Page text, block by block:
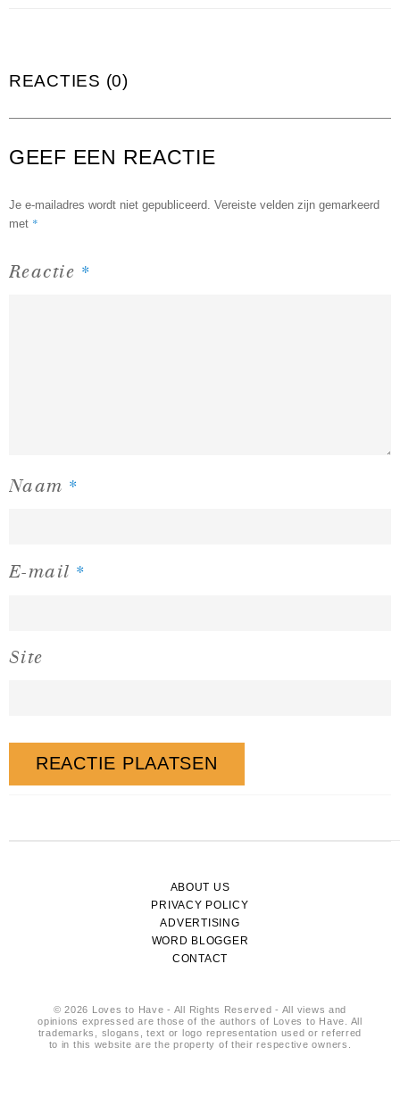
REACTIES (0)
GEEF EEN REACTIE
Je e-mailadres wordt niet gepubliceerd. Vereiste velden zijn gemarkeerd
met *
Reactie *
Naam *
E-mail *
Site
ABOUT US
PRIVACY POLICY
ADVERTISING
WORD BLOGGER
CONTACT
© 2026 Loves to Have - All Rights Reserved - All views and
opinions expressed are those of the authors of Loves to Have. All
trademarks, slogans, text or logo representation used or referred
to in this website are the property of their respective owners.